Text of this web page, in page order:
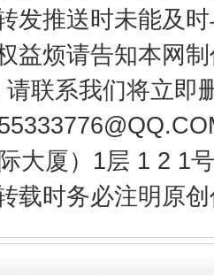
发推送时未能及
益烦请告知本网
联系我们将立即
大厦）1层 1 2 1
载时务必注明原